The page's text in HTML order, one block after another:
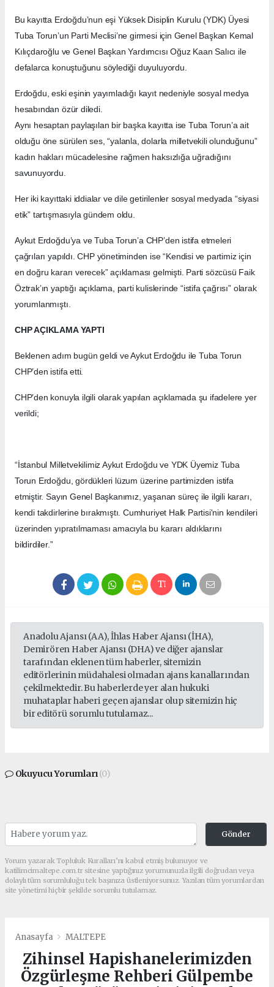
Bu kayıtta Erdoğdu’nun eşi Yüksek Disiplin Kurulu (YDK) Üyesi
Tuba Torun’un Parti Meclisi’ne girmesi için Genel Başkan Kemal
Kılıçdaroğlu ve Genel Başkan Yardımcısı Oğuz Kaan Salıcı ile
defalarca konuştuğunu söylediği duyuluyordu.
Erdoğdu, eski eşinin yayımladığı kayıt nedeniyle sosyal medya
hesabından özür diledi.
Aynı hesaptan paylaşılan bir başka kayıtta ise Tuba Torun’a ait
olduğu öne sürülen ses, “yalanla, dolarla milletvekili olunduğunu”
kadın hakları mücadelesine rağmen haksızlığa uğradığını
savunuyordu.
Her iki kayıttaki iddialar ve dile getirilenler sosyal medyada “siyasi
etik” tartışmasıyla gündem oldu.
Aykut Erdoğdu’ya ve Tuba Torun’a CHP’den istifa etmeleri
çağrıları yapıldı. CHP yönetiminden ise “Kendisi ve partimiz için
en doğru kararı verecek” açıklaması gelmişti. Parti sözcüsü Faik
Öztrak’ın yaptığı açıklama, parti kulislerinde “istifa çağrısı” olarak
yorumlanmıştı.
CHP AÇIKLAMA YAPTI
Beklenen adım bugün geldi ve Aykut Erdoğdu ile Tuba Torun
CHP’den istifa etti.
CHP’den konuyla ilgili olarak yapılan açıklamada şu ifadelere yer
verildi;
“İstanbul Milletvekilimiz Aykut Erdoğdu ve YDK Üyemiz Tuba
Torun Erdoğdu, gördükleri lüzum üzerine partimizden istifa
etmiştir. Sayın Genel Başkanımız, yaşanan süreç ile ilgili kararı,
kendi takdirlerine bırakmıştı. Cumhuriyet Halk Partisi'nin kendileri
üzerinden yıpratılmaması amacıyla bu kararı aldıklarını
bildirdiler.”
Anadolu Ajansı (AA), İhlas Haber Ajansı (İHA),
Demirören Haber Ajansı (DHA) ve diğer ajanslar
tarafından eklenen tüm haberler, sitemizin
editörlerinin müdahalesi olmadan ajans kanallarından
çekilmektedir. Bu haberlerde yer alan hukuki
muhataplar haberi geçen ajanslar olup sitemizin hiç
bir editörü sorumlu tutulamaz...
Okuyucu Yorumları(0)
Gönder
Yorum yazarak Topluluk Kuralları’nı kabul etmiş bulunuyor ve
katilimcimaltepe.com.tr sitesine yaptığınız yorumunuzla ilgili doğrudan veya
dolaylı tüm sorumluluğu tek başınıza üstleniyorsunuz. Yazılan tüm yorumlardan
site yönetimi hiçbir şekilde sorumlu tutulamaz.
Anasayfa MALTEPE
Zihinsel Hapishanelerimizden
Özgürleşme Rehberi Gülpembe